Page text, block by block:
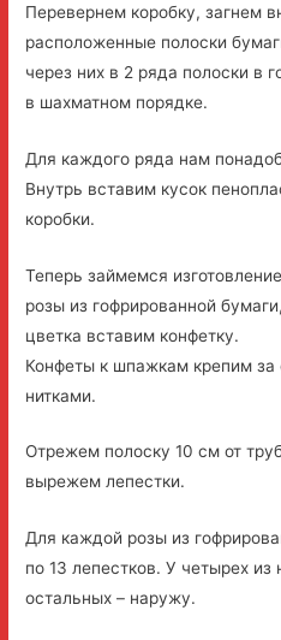
Перевернем коробку, загнем
расположенные полоски
через них в 2 ряда полоски в
в шахматном порядке.
Для каждого ряда нам
Внутрь вставим кусок
коробки.
Теперь займемся
розы из гофрированной
цветка вставим конфетку.
Конфеты к шпажкам крепим за
нитками.
Отрежем полоску 10 см от
вырежем лепестки.
Для каждой розы из
по 13 лепестков. У четырех из
остальных – наружу.